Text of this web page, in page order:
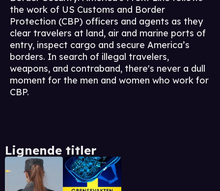
the work of US Customs and Border
Protection (CBP) officers and agents as they
clear travelers at land, air and marine ports of
entry, inspect cargo and secure America’s
borders. In search of illegal travelers,
weapons, and contraband, there's never a dull
moment for the men and women who work for
CBP.
Lignende titler